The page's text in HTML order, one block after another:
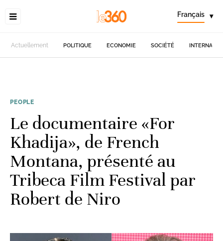
Français ▾
Actuellement POLITIQUE ECONOMIE SOCIÉTÉ
PEOPLE
Le documentaire «For
Khadija», de French
Montana, présenté au
Tribeca Film Festival par
Robert de Niro